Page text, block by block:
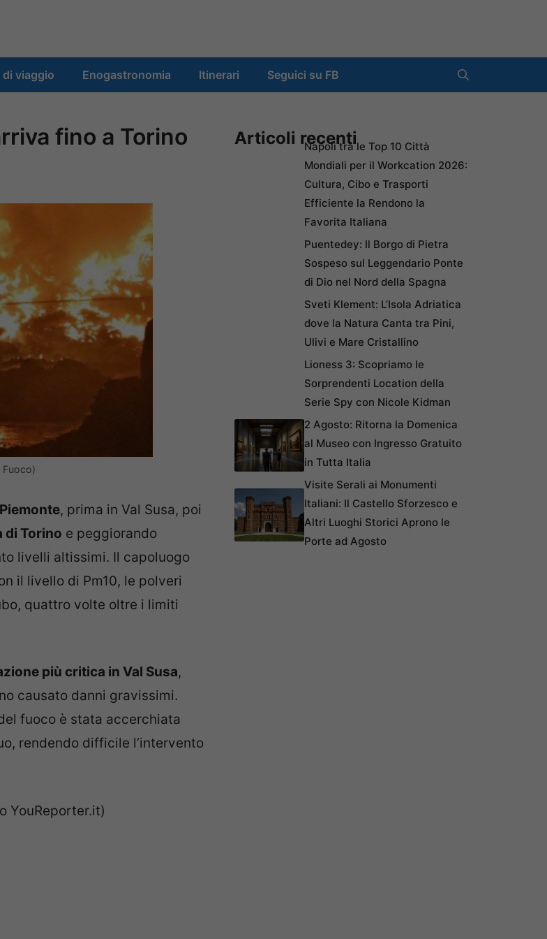
viaggio Enogastronomia Itinerari Seguici su FB
fino a Torino
Fuoco)
, prima in Val Susa, poi
di Torino e peggiorando
livelli altissimi. Il capoluogo
il livello di Pm10, le polveri
quattro volte oltre i limiti
più critica in Val Susa,
causato danni gravissimi.
fuoco è stata accerchiata
rendendo difficile l’intervento
YouReporter.it)
Articoli recentiNapoli tra le Top 10 Città
Mondiali per il Workcation 2026:
Cultura, Cibo e Trasporti
Efficiente la Rendono la
Favorita Italiana
Puentedey: Il Borgo di Pietra
Sospeso sul Leggendario Ponte
di Dio nel Nord della Spagna
Sveti Klement: L’Isola Adriatica
dove la Natura Canta tra Pini,
Ulivi e Mare Cristallino
Lioness 3: Scopriamo le
Sorprendenti Location della
Serie Spy con Nicole Kidman
2 Agosto: Ritorna la Domenica
al Museo con Ingresso Gratuito
in Tutta Italia
Visite Serali ai Monumenti
Italiani: Il Castello Sforzesco e
Altri Luoghi Storici Aprono le
Porte ad Agosto